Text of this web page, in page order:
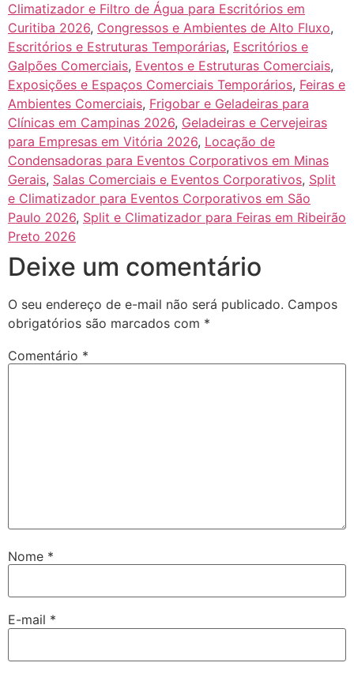
Climatizador e Filtro de Água para Escritórios em
Curitiba 2026, Congressos e Ambientes de Alto Fluxo,
Escritórios e Estruturas Temporárias, Escritórios e
Galpões Comerciais, Eventos e Estruturas Comerciais,
Exposições e Espaços Comerciais Temporários, Feiras e
Ambientes Comerciais, Frigobar e Geladeiras para
Clínicas em Campinas 2026, Geladeiras e Cervejeiras
para Empresas em Vitória 2026, Locação de
Condensadoras para Eventos Corporativos em Minas
Gerais, Salas Comerciais e Eventos Corporativos, Split
e Climatizador para Eventos Corporativos em São
Paulo 2026, Split e Climatizador para Feiras em Ribeirão
Preto 2026
Deixe um comentário
O seu endereço de e-mail não será publicado. Campos
obrigatórios são marcados com *
Comentário *
Nome *
E-mail *